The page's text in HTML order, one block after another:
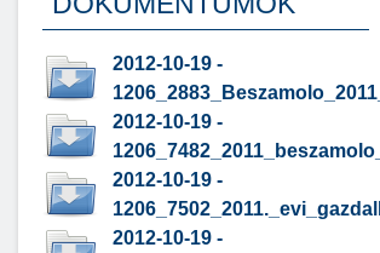
2012-10-19 -
2012-10-19 -
2012-10-19 -
2012-10-19 -